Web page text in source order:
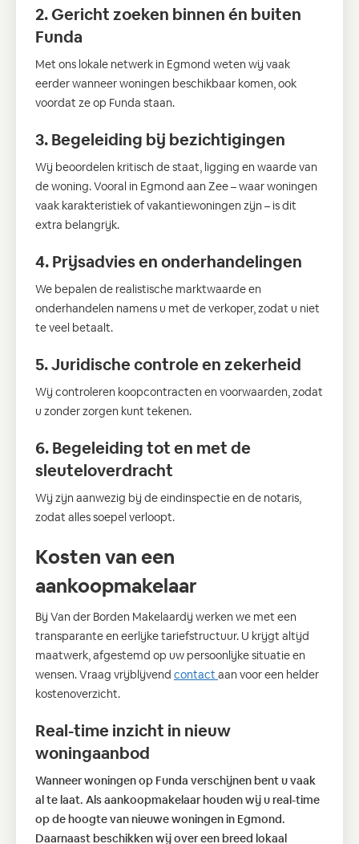
2. Gericht zoeken binnen én buiten
Funda
Met ons lokale netwerk in Egmond weten wij vaak
eerder wanneer woningen beschikbaar komen, ook
voordat ze op Funda staan.
3. Begeleiding bij bezichtigingen
Wij beoordelen kritisch de staat, ligging en waarde van
de woning. Vooral in Egmond aan Zee – waar woningen
vaak karakteristiek of vakantiewoningen zijn – is dit
extra belangrijk.
4. Prijsadvies en onderhandelingen
We bepalen de realistische marktwaarde en
onderhandelen namens u met de verkoper, zodat u niet
te veel betaalt.
5. Juridische controle en zekerheid
Wij controleren koopcontracten en voorwaarden, zodat
u zonder zorgen kunt tekenen.
6. Begeleiding tot en met de
sleuteloverdracht
Wij zijn aanwezig bij de eindinspectie en de notaris,
zodat alles soepel verloopt.
Kosten van een
aankoopmakelaar
Bij Van der Borden Makelaardij werken we met een
transparante en eerlijke tariefstructuur. U krijgt altijd
maatwerk, afgestemd op uw persoonlijke situatie en
wensen. Vraag vrijblijvend contact aan voor een helder
kostenoverzicht.
Real-time inzicht in nieuw
woningaanbod
Wanneer woningen op Funda verschijnen bent u vaak
al te laat. Als aankoopmakelaar houden wij u real-time
op de hoogte van nieuwe woningen in Egmond.
Daarnaast beschikken wij over een breed lokaal